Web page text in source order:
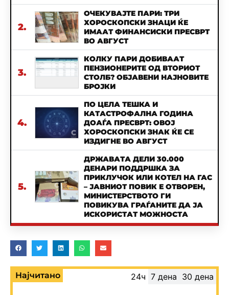
2.
ОЧЕКУВАЈТЕ ПАРИ: ТРИ
ХОРОСКОПСКИ ЗНАЦИ ЌЕ
ИМААТ ФИНАНСИСКИ ПРЕСВРТ
ВО АВГУСТ
3.
КОЛКУ ПАРИ ДОБИВААТ
ПЕНЗИОНЕРИТЕ ОД ВТОРИОТ
СТОЛБ? ОБЈАВЕНИ НАЈНОВИТЕ
БРОЈКИ
4.
ПО ЦЕЛА ТЕШКА И
КАТАСТРОФАЛНА ГОДИНА
ДОАЃА ПРЕСВРТ: ОВОЈ
ХОРОСКОПСКИ ЗНАК ЌЕ СЕ
ИЗДИГНЕ ВО АВГУСТ
5.
ДРЖАВАТА ДЕЛИ 30.000
ДЕНАРИ ПОДДРШКА ЗА
ПРИКЛУЧОК ИЛИ КОТЕЛ НА ГАС
– ЈАВНИОТ ПОВИК Е ОТВОРЕН,
МИНИСТЕРСТВОТО ГИ
ПОВИКУВА ГРАЃАНИТЕ ДА ЈА
ИСКОРИСТАТ МОЖНОСТА
Најчитано 24ч 7 дена 30 дена